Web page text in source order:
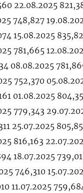
22.08.2025
748,827
15.08.2025
781,665
08.08.2025
752,370
01.08.2025
779,343
25.07.2025
816,163
18.07.2025
746,310
11.07.2025